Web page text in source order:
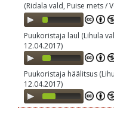
(Ridala vald, Puise mets /
Audio
Player
Puukoristaja laul (Lihula
12.04.2017)
Audio
Player
Puukoristaja häälitsus
12.04.2017)
Audio
Player